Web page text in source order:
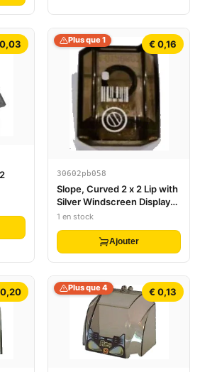
€ 0,16
Plus que 1
30602pb058
Slope, Curved 2 x 2 Lip with
Silver Windscreen Display
Pattern (Sticker) - Set 7704
1 en stock
Ajouter
€ 0,13
Plus que 4